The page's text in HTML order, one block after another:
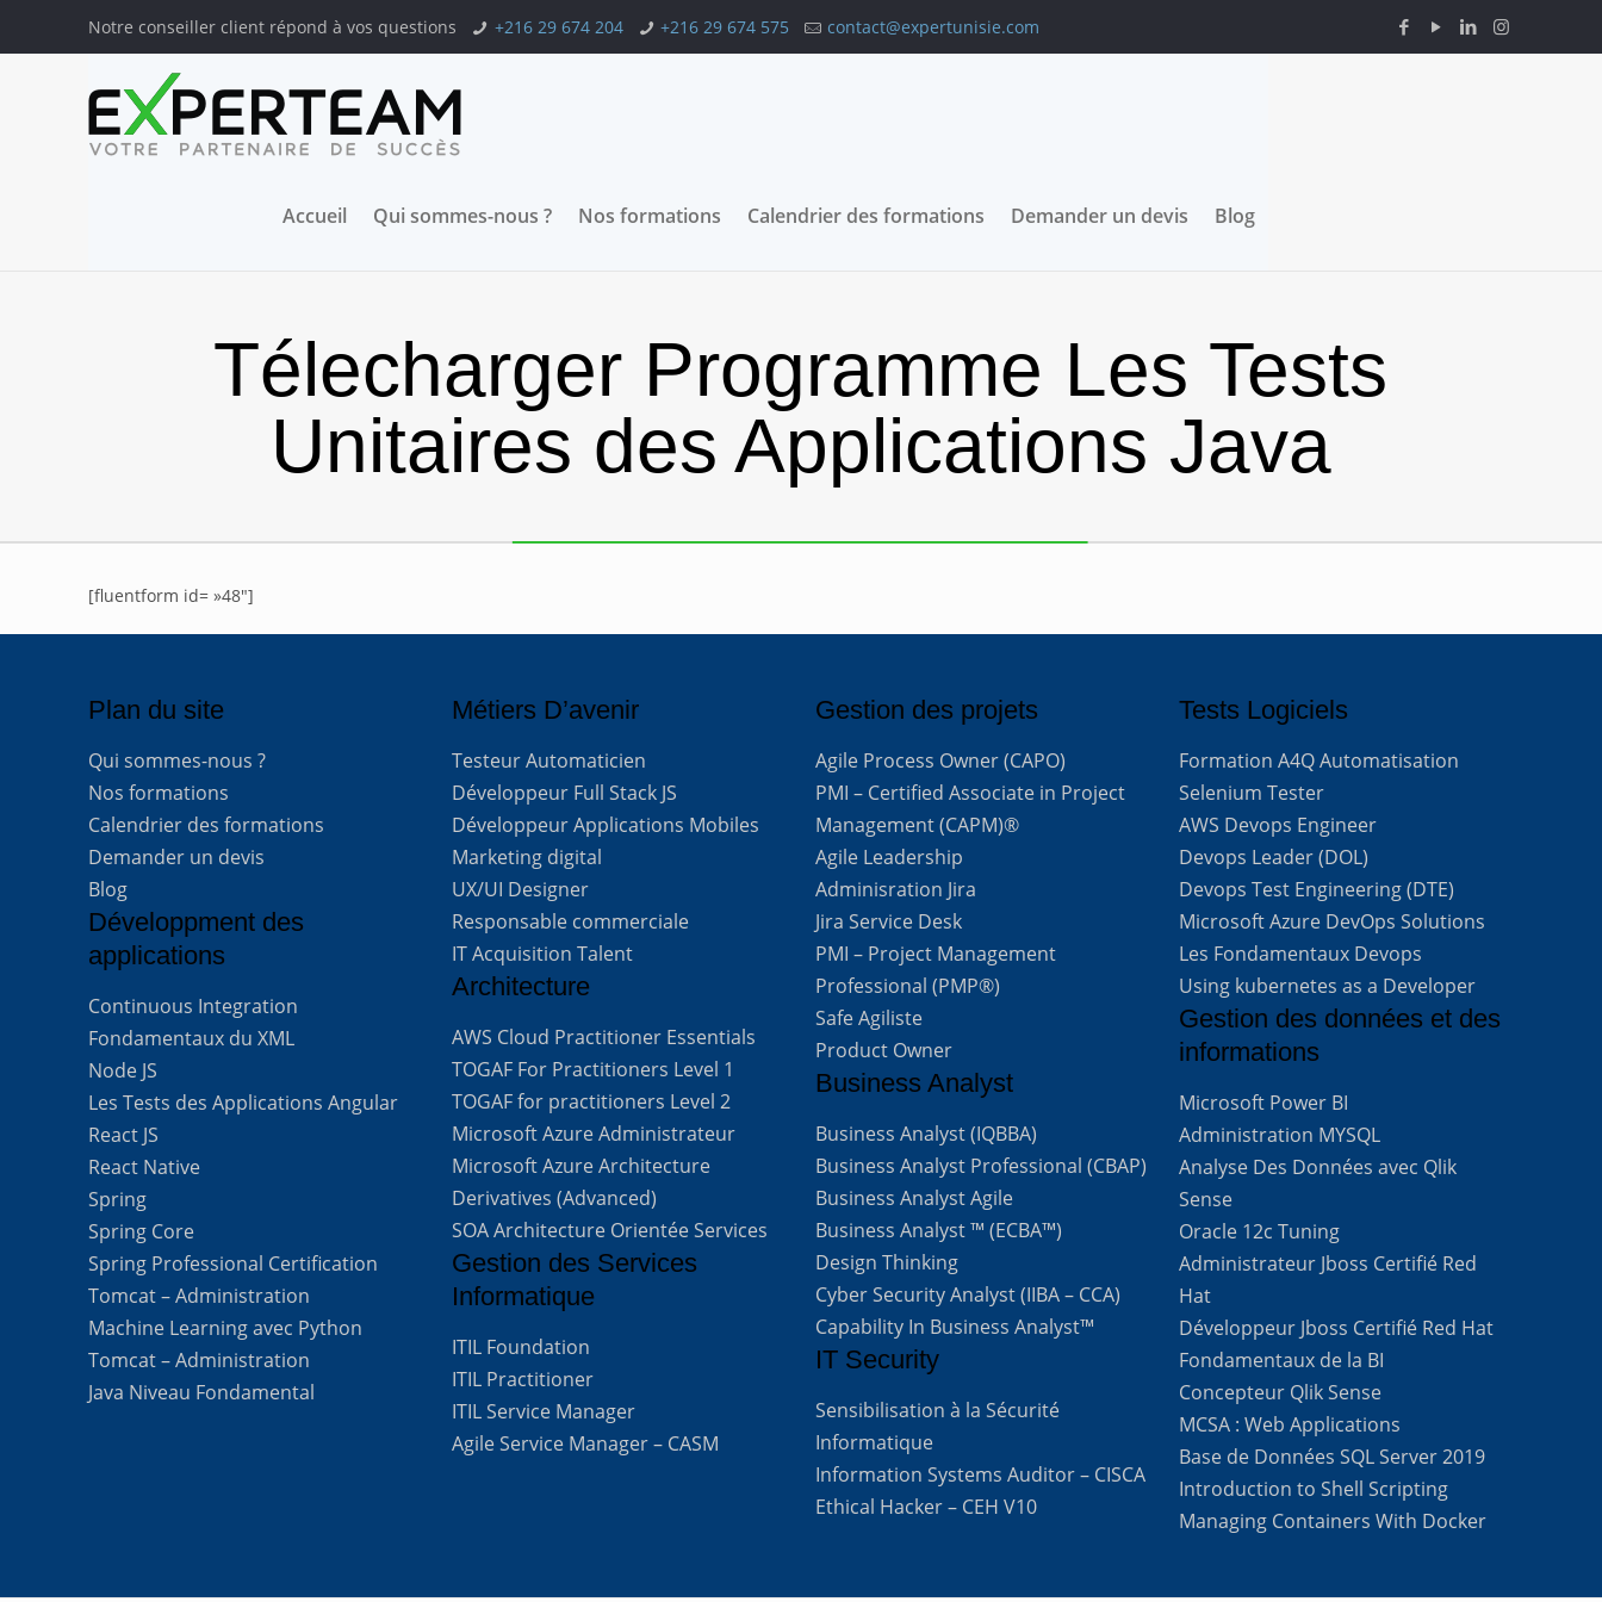
Notre conseiller client répond à vos questions +216 29 674 204 +216 29 674 575 contact@expertunisie.com
Accueil Qui sommes-nous ? Nos formations Calendrier des formations Demander un devis Blog
Télecharger Programme Les Tests
Unitaires des Applications Java
[fluentform id= »48″]
Plan du site
Qui sommes-nous ?
Nos formations
Calendrier des formations
Demander un devis
Blog
Développment des
applications
Continuous Integration
Fondamentaux du XML
Node JS
Les Tests des Applications Angular
React JS
React Native
Spring
Spring Core
Spring Professional Certification
Tomcat – Administration
Machine Learning avec Python
Tomcat – Administration
Java Niveau Fondamental
Métiers D’avenir
Testeur Automaticien
Développeur Full Stack JS
Développeur Applications Mobiles
Marketing digital
UX/UI Designer
Responsable commerciale
IT Acquisition Talent
Architecture
AWS Cloud Practitioner Essentials
TOGAF For Practitioners Level 1
TOGAF for practitioners Level 2
Microsoft Azure Administrateur
Microsoft Azure Architecture
Derivatives (Advanced)
SOA Architecture Orientée Services
Gestion des Services
Informatique
ITIL Foundation
ITIL Practitioner
ITIL Service Manager
Agile Service Manager – CASM
Gestion des projets
Agile Process Owner (CAPO)
PMI – Certified Associate in Project
Management (CAPM)®
Agile Leadership
Adminisration Jira
Jira Service Desk
PMI – Project Management
Professional (PMP®)
Safe Agiliste
Product Owner
Business Analyst
Business Analyst (IQBBA)
Business Analyst Professional (CBAP)
Business Analyst Agile
Business Analyst ™ (ECBA™)
Design Thinking
Cyber Security Analyst (IIBA – CCA)
Capability In Business Analyst™
IT Security
Sensibilisation à la Sécurité
Informatique
Information Systems Auditor – CISCA
Ethical Hacker – CEH V10
Tests Logiciels
Formation A4Q Automatisation
Selenium Tester
AWS Devops Engineer
Devops Leader (DOL)
Devops Test Engineering (DTE)
Microsoft Azure DevOps Solutions
Les Fondamentaux Devops
Using kubernetes as a Developer
Gestion des données et des
informations
Microsoft Power BI
Administration MYSQL
Analyse Des Données avec Qlik
Sense
Oracle 12c Tuning
Administrateur Jboss Certifié Red
Hat
Développeur Jboss Certifié Red Hat
Fondamentaux de la BI
Concepteur Qlik Sense
MCSA : Web Applications
Base de Données SQL Server 2019
Introduction to Shell Scripting
Managing Containers With Docker